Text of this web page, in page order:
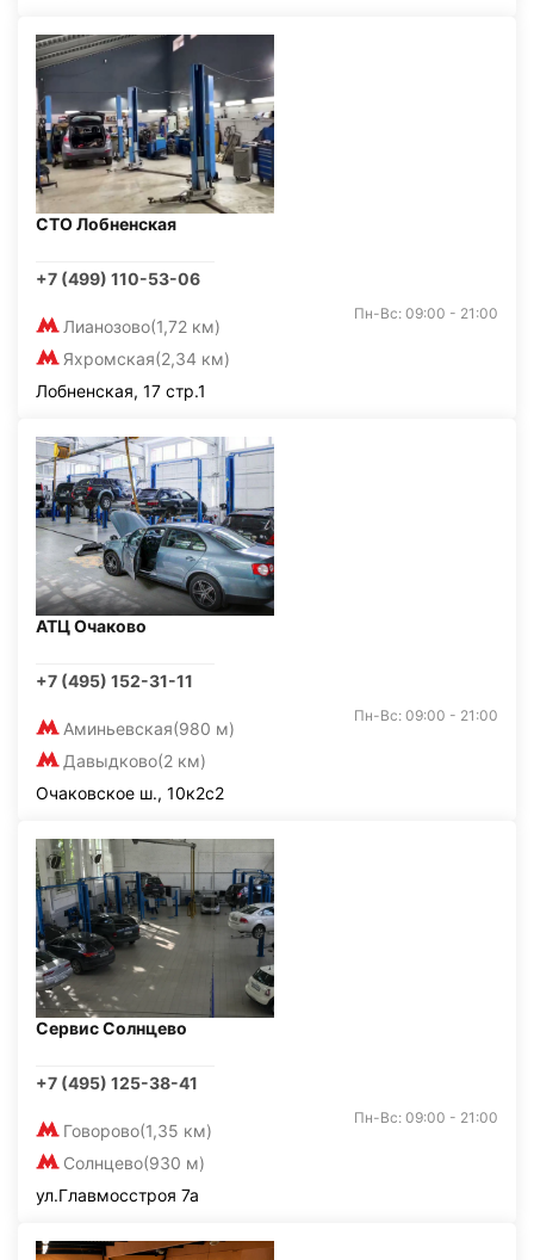
СТО Лобненская
+7 (499) 110-53-06
Лианозово(1,72 км)
Яхромская(2,34 км)
Пн-Вс: 09:00 - 21:00
Лобненская, 17 стр.1
АТЦ Очаково
+7 (495) 152-31-11
Аминьевская(980 м)
Давыдково(2 км)
Пн-Вс: 09:00 - 21:00
Очаковское ш., 10к2с2
Сервис Солнцево
+7 (495) 125-38-41
Говорово(1,35 км)
Солнцево(930 м)
Пн-Вс: 09:00 - 21:00
ул.Главмосстроя 7а